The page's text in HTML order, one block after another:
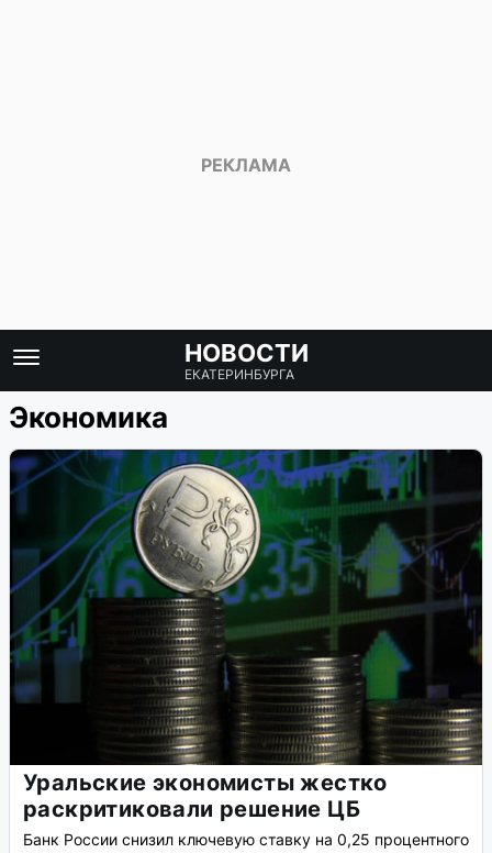
НОВОСТИ
ЕКАТЕРИНБУРГА
Экономика
Уральские экономисты жестко
раскритиковали решение ЦБ
Банк России снизил ключевую ставку на 0,25 процентного